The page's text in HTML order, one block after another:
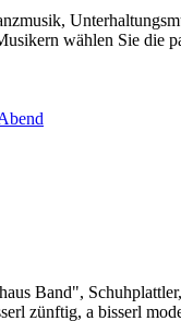
wählen Sie die
Band",
zünftig, a bisserl